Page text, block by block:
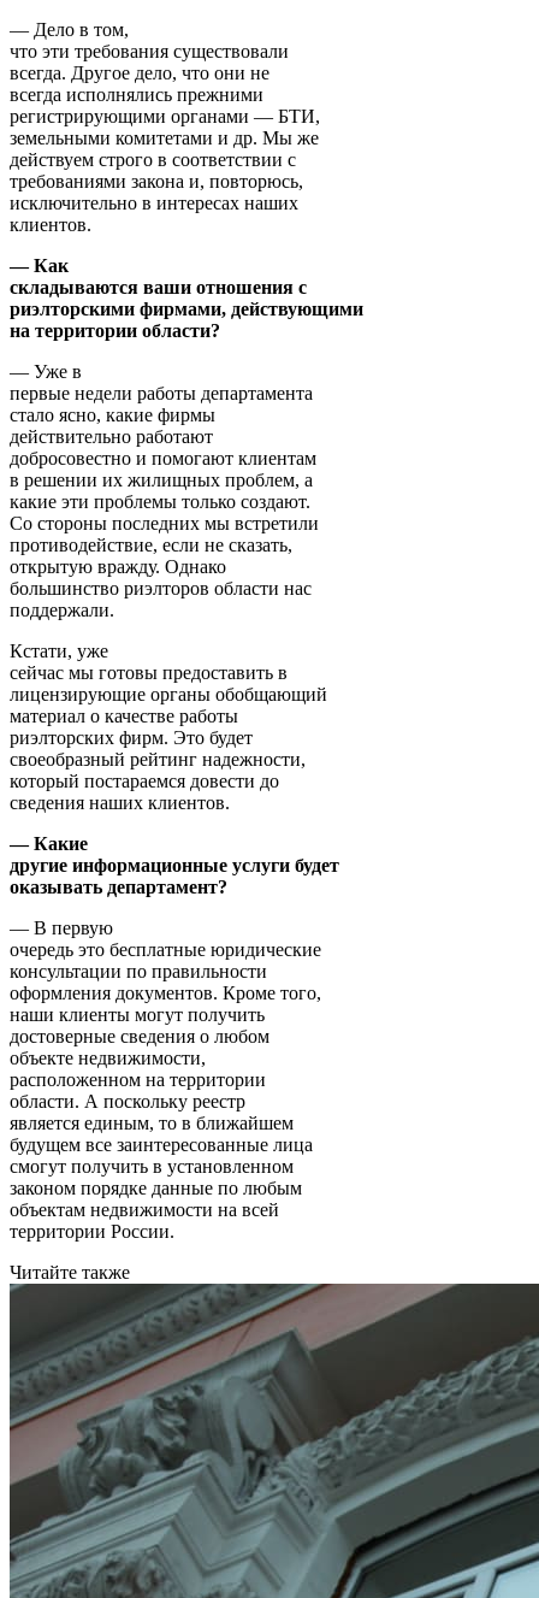
— Дело в том,
что эти требования существовали
всегда. Другое дело, что они не
всегда исполнялись прежними
регистрирующими органами — БТИ,
земельными комитетами и др. Мы же
действуем строго в соответствии с
требованиями закона и, повторюсь,
исключительно в интересах наших
клиентов.
— Как
складываются ваши отношения с
риэлторскими фирмами, действующими
на территории области?
— Уже в
первые недели работы департамента
стало ясно, какие фирмы
действительно работают
добросовестно и помогают клиентам
в решении их жилищных проблем, а
какие эти проблемы только создают.
Со стороны последних мы встретили
противодействие, если не сказать,
открытую вражду. Однако
большинство риэлторов области нас
поддержали.
Кстати, уже
сейчас мы готовы предоставить в
лицензирующие органы обобщающий
материал о качестве работы
риэлторских фирм. Это будет
своеобразный рейтинг надежности,
который постараемся довести до
сведения наших клиентов.
— Какие
другие информационные услуги будет
оказывать департамент?
— В первую
очередь это бесплатные юридические
консультации по правильности
оформления документов. Кроме того,
наши клиенты могут получить
достоверные сведения о любом
объекте недвижимости,
расположенном на территории
области. А поскольку реестр
является единым, то в ближайшем
будущем все заинтересованные лица
смогут получить в установленном
законом порядке данные по любым
объектам недвижимости на всей
территории России.
Читайте также